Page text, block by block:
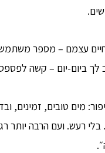
עצמם – מספר
לך ביום-יום – קשה
מים טובים, זמינים,
רעש. ועם הרבה יותר